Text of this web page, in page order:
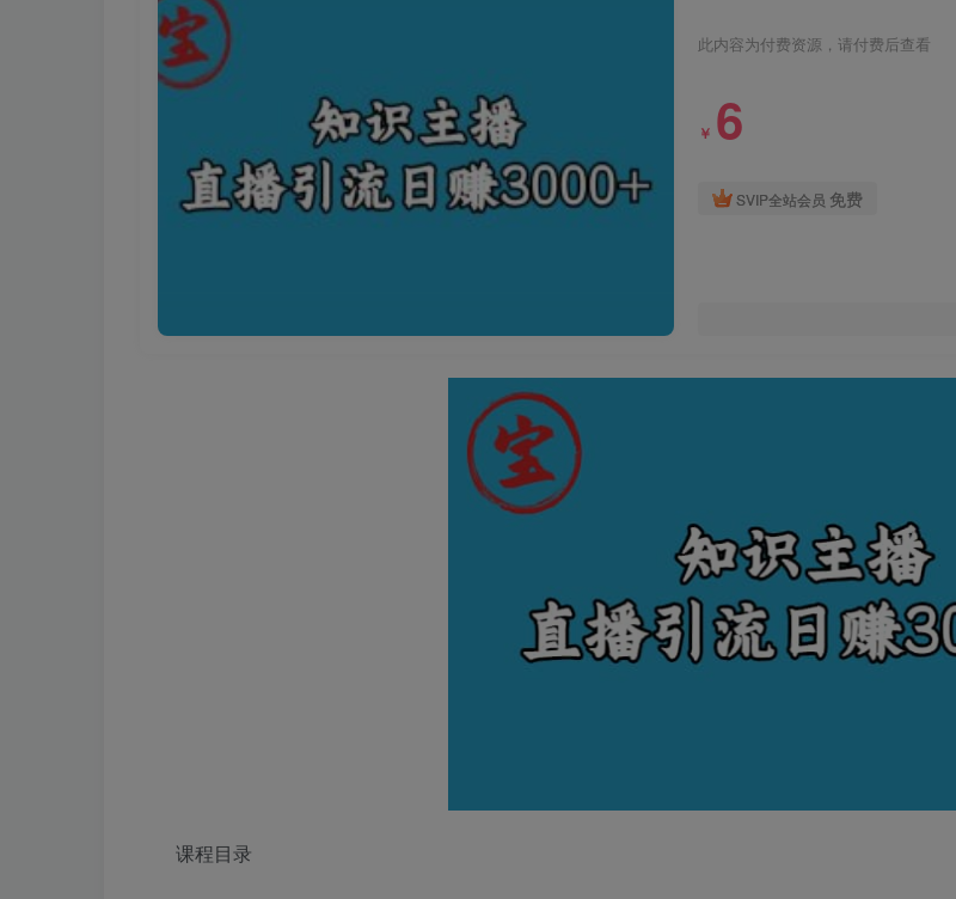
此内容为付费资源，请付费后查看
￥ 6
SVIP全站会员 免费
课程目录